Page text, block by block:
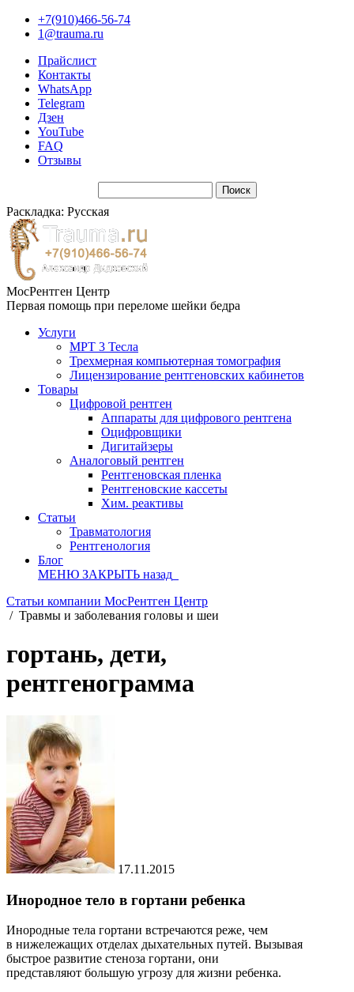
+7(910)466-56-74
1@trauma.ru
Прайслист
Контакты
WhatsApp
Telegram
Дзен
YouTube
FAQ
Отзывы
Раскладка: Русская
МосРентген Центр
Первая помощь при переломе шейки бедра
Услуги
МРТ 3 Тесла
Трехмерная компьютерная томография
Лицензирование рентгеновских кабинетов
Товары
Цифровой рентген
Аппараты для цифрового рентгена
Оцифровщики
Дигитайзеры
Аналоговый рентген
Рентгеновская пленка
Рентгеновские кассеты
Хим. реактивы
Статьи
Травматология
Рентгенология
Блог
МЕНЮ ЗАКРЫТЬ назад
Статьи компании МосРентген Центр
/ Травмы и заболевания головы и шеи
гортань, дети,
рентгенограмма
17.11.2015
Инородное тело в гортани ребенка
Инородные тела гортани встречаются реже, чем
в нижележащих отделах дыхательных путей. Вызывая
быстрое развитие стеноза гортани, они
представляют большую угрозу для жизни ребенка.